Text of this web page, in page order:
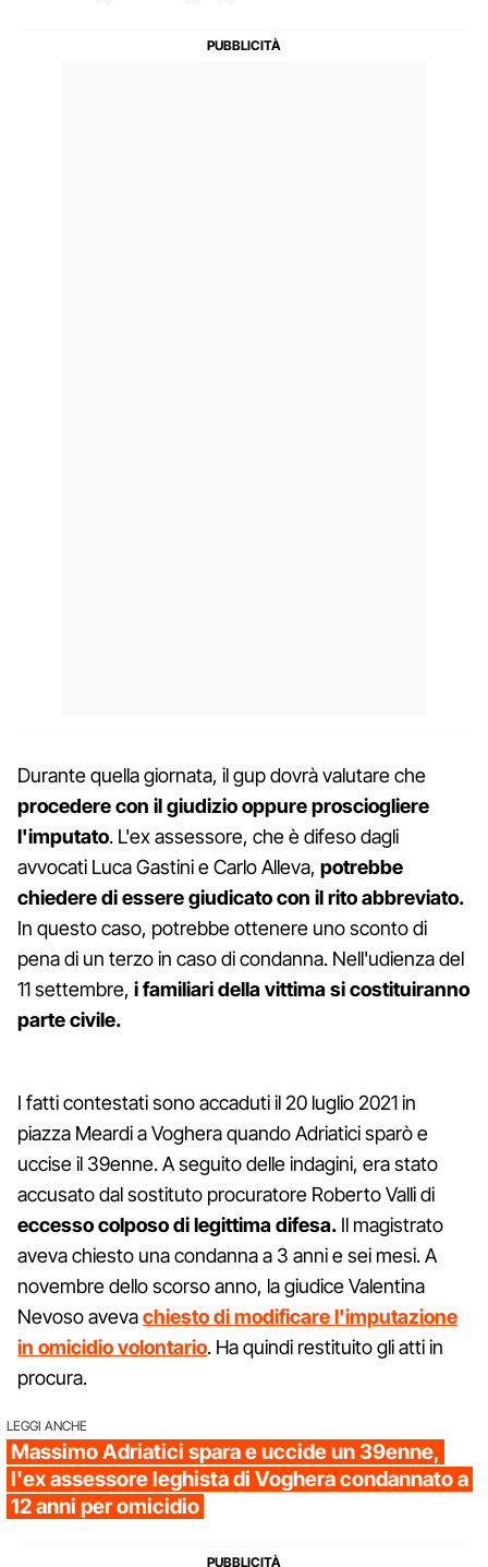
Durante quella giornata, il gup dovrà valutare che
procedere con il giudizio oppure prosciogliere
l'imputato. L'ex assessore, che è difeso dagli
avvocati Luca Gastini e Carlo Alleva, potrebbe
chiedere di essere giudicato con il rito abbreviato.
In questo caso, potrebbe ottenere uno sconto di
pena di un terzo in caso di condanna. Nell'udienza del
11 settembre, i familiari della vittima si costituiranno
parte civile.
I fatti contestati sono accaduti il 20 luglio 2021 in
piazza Meardi a Voghera quando Adriatici sparò e
uccise il 39enne. A seguito delle indagini, era stato
accusato dal sostituto procuratore Roberto Valli di
eccesso colposo di legittima difesa. Il magistrato
aveva chiesto una condanna a 3 anni e sei mesi. A
novembre dello scorso anno, la giudice Valentina
Nevoso avevachiesto di modificare l'imputazione
in omicidio volontario. Ha quindi restituito gli atti in
procura.
LEGGI ANCHE
Massimo Adriatici spara e uccide un 39enne,
l'ex assessore leghista di Voghera condannato a
12 anni per omicidio